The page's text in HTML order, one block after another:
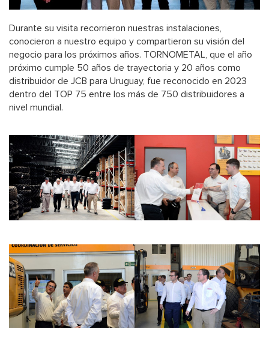
Durante su visita recorrieron nuestras instalaciones,
conocieron a nuestro equipo y compartieron su visión del
negocio para los próximos años. TORNOMETAL, que el año
próximo cumple 50 años de trayectoria y 20 años como
distribuidor de JCB para Uruguay, fue reconocido en 2023
dentro del TOP 75 entre los más de 750 distribuidores a
nivel mundial.